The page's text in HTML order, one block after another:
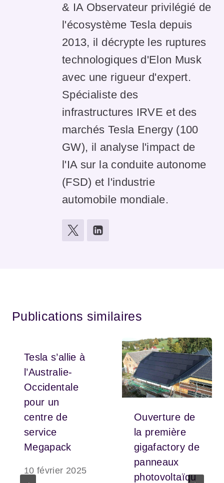
& IA Observateur privilégié de
l'écosystème Tesla depuis
2013, il décrypte les ruptures
technologiques d'Elon Musk
avec une rigueur d'expert.
Spécialiste des
infrastructures IRVE et des
marchés Tesla Energy (100
GW), il analyse l'impact de
l'IA sur la conduite autonome
(FSD) et l'industrie
automobile mondiale.
Publications similaires
Tesla s’allie à
l’Australie-
Occidentale
pour un
centre de
service
Megapack
10 février 2025
Ouverture de
la première
gigafactory de
panneaux
photovoltaïqu